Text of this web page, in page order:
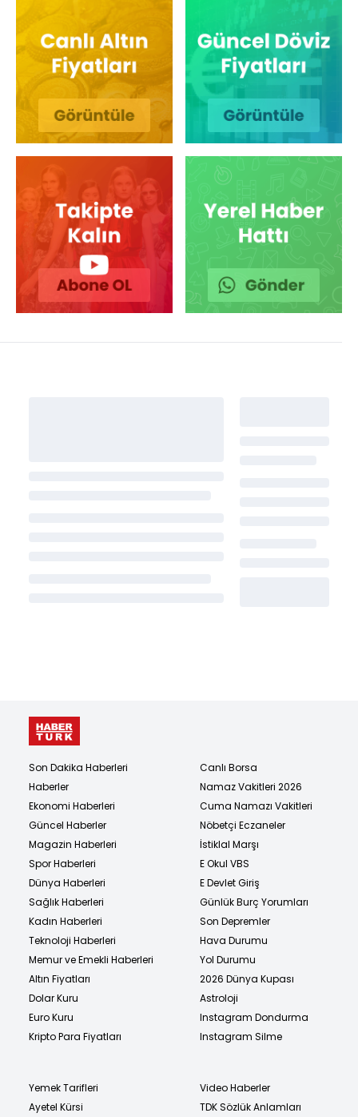
Son Dakika Haberleri
Haberler
Ekonomi Haberleri
Güncel Haberler
Magazin Haberleri
Spor Haberleri
Dünya Haberleri
Sağlık Haberleri
Kadın Haberleri
Teknoloji Haberleri
Memur ve Emekli Haberleri
Altın Fiyatları
Dolar Kuru
Euro Kuru
Kripto Para Fiyatları
Canlı Borsa
Namaz Vakitleri 2026
Cuma Namazı Vakitleri
Nöbetçi Eczaneler
İstiklal Marşı
E Okul VBS
E Devlet Giriş
Günlük Burç Yorumları
Son Depremler
Hava Durumu
Yol Durumu
2026 Dünya Kupası
Astroloji
Instagram Dondurma
Instagram Silme
Yemek Tarifleri
Ayetel Kürsi
Video Haberler
TDK Sözlük Anlamları